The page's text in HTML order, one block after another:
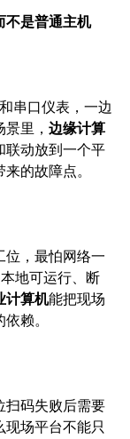
不是普通主机
串口仪表，一边
里， 边缘计算
联动放到一个平
的故障点。
位，最怕网络一
地可运行、断
计算机能把现场
赖。
扫码失败后需要
场平台不能只